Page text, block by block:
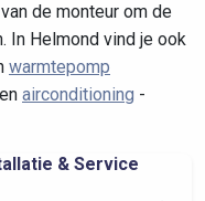
de monteur om de
In Helmond vind je ook
warmtepomp
en airconditioning -
& Service